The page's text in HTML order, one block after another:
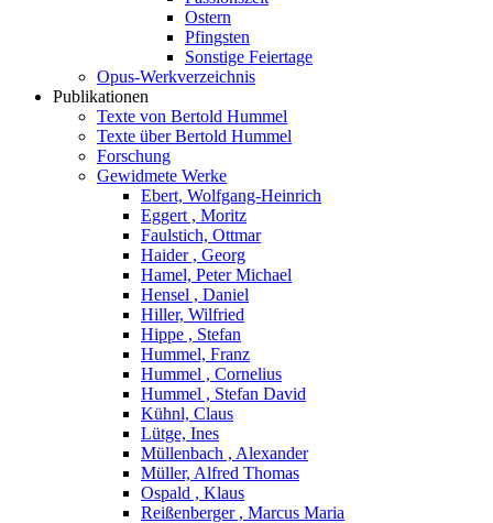
Ostern
Pfingsten
Sonstige Feiertage
Opus-Werkverzeichnis
Publikationen
Texte von Bertold Hummel
Texte über Bertold Hummel
Forschung
Gewidmete Werke
Ebert, Wolfgang-Heinrich
Eggert , Moritz
Faulstich, Ottmar
Haider , Georg
Hamel, Peter Michael
Hensel , Daniel
Hiller, Wilfried
Hippe , Stefan
Hummel, Franz
Hummel , Cornelius
Hummel , Stefan David
Kühnl, Claus
Lütge, Ines
Müllenbach , Alexander
Müller, Alfred Thomas
Ospald , Klaus
Reißenberger , Marcus Maria